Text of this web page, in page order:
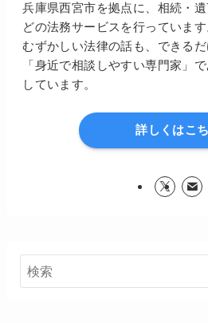
兵庫県西宮市を拠点に、相続・
どの法務サービスを行っています
むずかしい法律の話も、できるだ
「身近で相談しやすい専門家」
しています。
詳しくはこ